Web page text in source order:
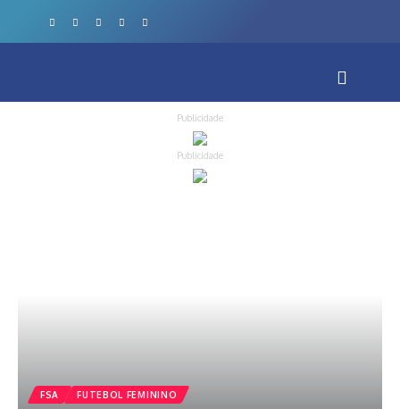
Publicidade
Publicidade
FSA FUTEBOL FEMININO